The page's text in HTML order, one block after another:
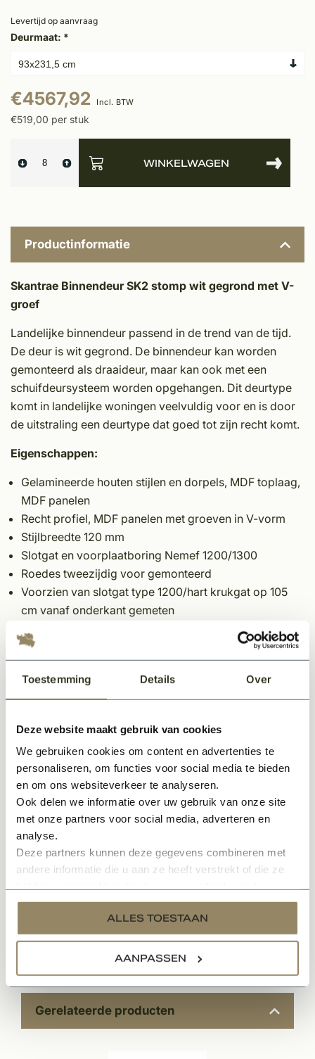
Toestemming Details Over
Deze website maakt gebruik van cookies
We gebruiken cookies om content en advertenties te
personaliseren, om functies voor social media te bieden
en om ons websiteverkeer te analyseren.
Ook delen we informatie over uw gebruik van onze site
met onze partners voor social media, adverteren en
analyse.
Deze partners kunnen deze gegevens combineren met
andere informatie die u aan ze heeft verstrekt of die ze
services.
ALLES TOESTAAN
AANPASSEN
Levertijd op aanvraag
Deurmaat: *
€4567,92 Incl. BTW
€519,00 per stuk
WINKELWAGEN
Productinformatie
Skantrae Binnendeur SK2 stomp wit gegrond met V-
groef
Landelijke binnendeur passend in de trend van de tijd.
De deur is wit gegrond. De binnendeur kan worden
gemonteerd als draaideur, maar kan ook met een
schuifdeursysteem worden opgehangen. Dit deurtype
komt in landelijke woningen veelvuldig voor en is door
de uitstraling een deurtype dat goed tot zijn recht komt.
Eigenschappen:
Gelamineerde houten stijlen en dorpels, MDF toplaag,
MDF panelen
Recht profiel, MDF panelen met groeven in V-vorm
Stijlbreedte 120 mm
Slotgat en voorplaatboring Nemef 1200/1300
Roedes tweezijdig voor gemonteerd
Voorzien van slotgat type 1200/hart krukgat op 105
cm vanaf onderkant gemeten
Wit voor behandeld met polyurethaan grondverf
Let op:
Elke binnendeur is standaard voorzien van een slotgat
maar niet van gaten voor een deurkruk, wc garnituur
of sleutelgat.
Dit product wordt geleverd exclusief hang &
sluitwerk. Scharnieren en sloten dienen los bijbesteld
te worden.
Wilt u uw deur(en) gemonteerd hebben, of een offerte
op maat ontvangen omdat u meerdere deuren nodig
hebt? Vraag dan een offerte aan via de button en
ontvang binnen 1 dag reactie.
Documenten
Gerelateerde producten